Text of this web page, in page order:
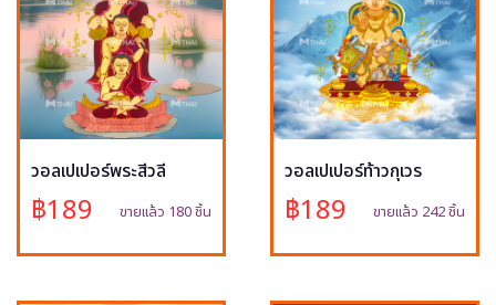
วอลเปเปอร์พระสีวลี
฿189 ขายแล้ว 180 ชิ้น
วอลเปเปอร์ท้าวกุเวร
฿189 ขายแล้ว 242 ชิ้น